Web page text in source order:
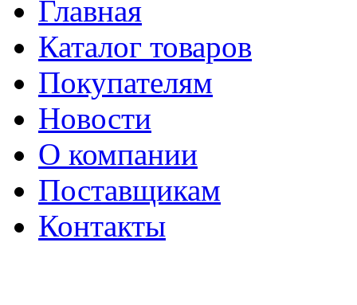
Главная
Каталог товаров
Покупателям
Новости
О компании
Поставщикам
Контакты